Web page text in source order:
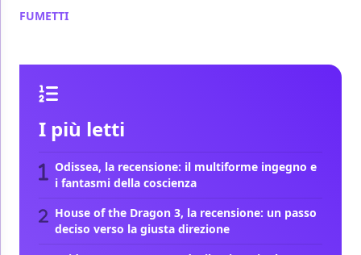
FUMETTI
I più letti
Odissea, la recensione: il multiforme ingegno e
i fantasmi della coscienza
House of the Dragon 3, la recensione: un passo
deciso verso la giusta direzione